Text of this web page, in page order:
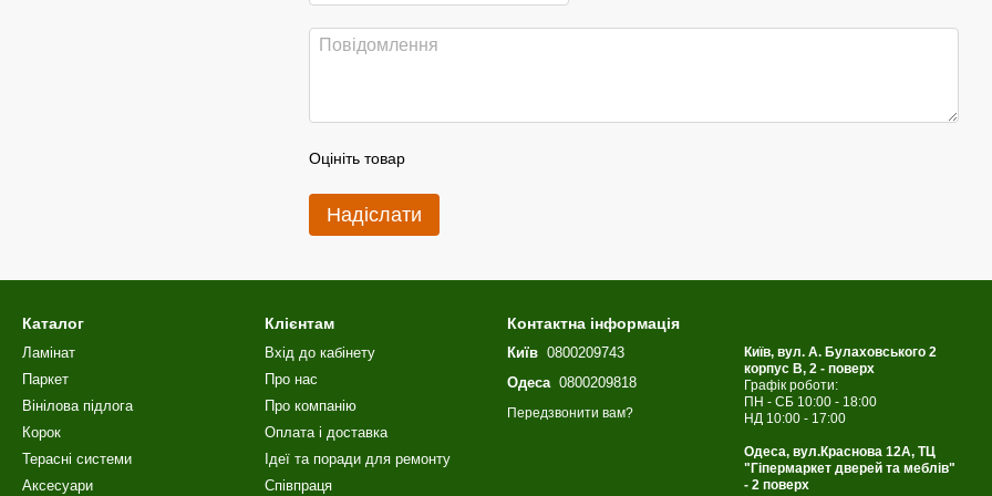
Оцініть товар
Надіслати
Каталог
Ламінат
Паркет
Вінілова пiдлога
Корок
Терасні системи
Аксесуари
Клієнтам
Вхід до кабінету
Про нас
Про компанію
Оплата і доставка
Ідеї та поради для ремонту
Співпраця
Контактна інформація
Київ 0800209743
Одеса0800209818
Передзвонити вам?
Київ, вул. А. Булаховського 2
корпус B, 2 - поверх
Графік роботи:
ПН - СБ 10:00 - 18:00
НД 10:00 - 17:00
Одеса, вул.Краснова 12А, ТЦ
"Гіпермаркет дверей та меблів"
- 2 поверх